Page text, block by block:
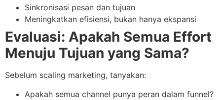
Sinkronisasi pesan dan tujuan
Meningkatkan efisiensi, bukan hanya ekspansi
Evaluasi: Apakah Semua Effort
Menuju Tujuan yang Sama?
Sebelum scaling marketing, tanyakan:
Apakah semua channel punya peran dalam funnel?